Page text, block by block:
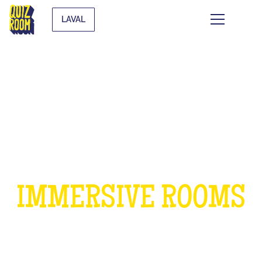
LAVAL
IMMERSIVE ROOMS